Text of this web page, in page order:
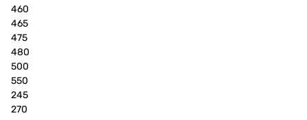
460
465
475
480
500
550
245
270